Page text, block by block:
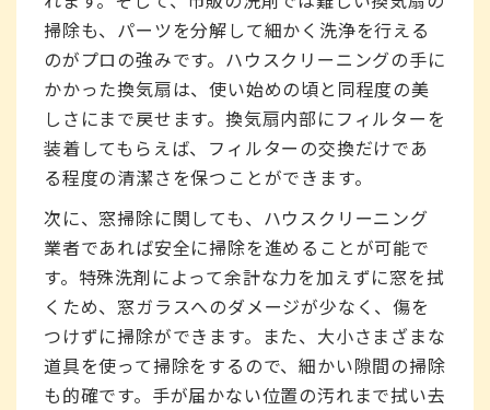
掃除も、パーツを分解して細かく洗浄を行える
のがプロの強みです。ハウスクリーニングの手に
かかった換気扇は、使い始めの頃と同程度の美
しさにまで戻せます。換気扇内部にフィルターを
装着してもらえば、フィルターの交換だけであ
る程度の清潔さを保つことができます。
次に、窓掃除に関しても、ハウスクリーニング
業者であれば安全に掃除を進めることが可能で
す。特殊洗剤によって余計な力を加えずに窓を拭
くため、窓ガラスへのダメージが少なく、傷を
つけずに掃除ができます。また、大小さまざまな
道具を使って掃除をするので、細かい隙間の掃除
も的確です。手が届かない位置の汚れまで拭い去